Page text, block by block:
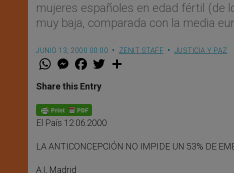
mujeres españoles en edad fértil (de
muy baja, comparada con la media
JUNIO 13, 2000 00:00 ZENIT STAFF JUSTICIA Y PAZ
W
t
s
p
p
M
e
s
e
g
e
r
F
a
e
b
o
k
w
Share this Entry
El País 12.06.2000
LA ANTICONCEPCIÓN NO IMPIDE UN 53% DE
A.I, Madrid